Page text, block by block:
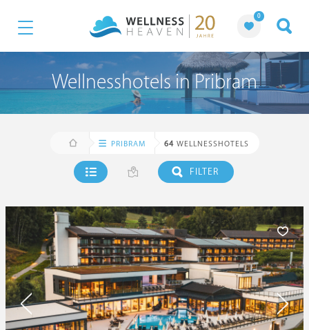
0
Wellnesshotels in Pribram
PRIBRAM 64WELLNESSHOTELS
FILTER